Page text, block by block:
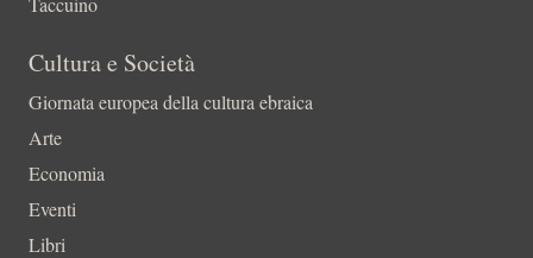
Cultura e Società
Giornata europea della cultura ebraica
Arte
Economia
Eventi
Libri